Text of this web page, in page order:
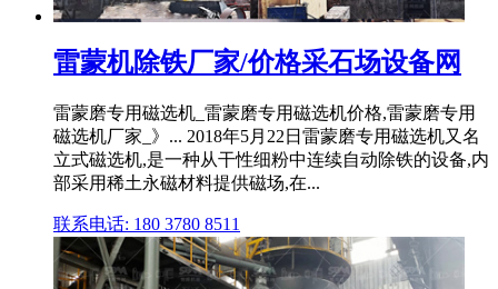
雷蒙机除铁厂家/价格采石场设备网
雷蒙磨专用磁选机_雷蒙磨专用磁选机价格,雷蒙磨专用
磁选机厂家_》... 2018年5月22日雷蒙磨专用磁选机又名
立式磁选机,是一种从干性细粉中连续自动除铁的设备,内
部采用稀土永磁材料提供磁场,在...
联系电话: 180 3780 8511